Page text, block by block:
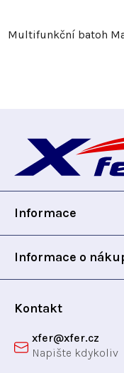
Multifunkční batoh
p
Informace
Informace o
Kontakt
xfer@xfer.cz